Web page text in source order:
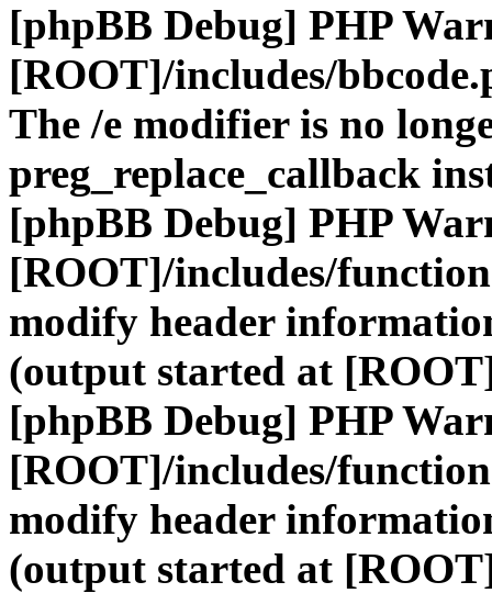
[phpBB Debug] PHP
[ROOT]/includes/
The /e modifier is no
preg_replace_callback
[phpBB Debug] PHP
[ROOT]/includes/
modify header
(output started at
[phpBB Debug] PHP
[ROOT]/includes/
modify header
(output started at